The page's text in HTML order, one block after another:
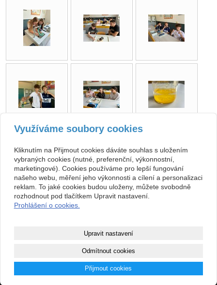
Kontakt
ZŠ, Sobotka, okres Jičín
Jičínská 136, 507 43 Sobotka
710 01 379
nejsme plátci DPH
493 571 539, 493 599 140
skola@zssobotka.cz
Mapa webu|Zobrazit klasickou verzi
Využíváme soubory cookies
Kliknutím na Přijmout cookies dáváte souhlas s uložením
vybraných cookies (nutné, preferenční, výkonnostní,
marketingové). Cookies používáme pro lepší fungování
našeho webu, měření jeho výkonnosti a cílení a personalizaci
reklam. To jaké cookies budou uloženy, můžete svobodně
rozhodnout pod tlačítkem Upravit nastavení.
Prohlášení o cookies.
Upravit nastavení
Odmítnout cookies
Přijmout cookies